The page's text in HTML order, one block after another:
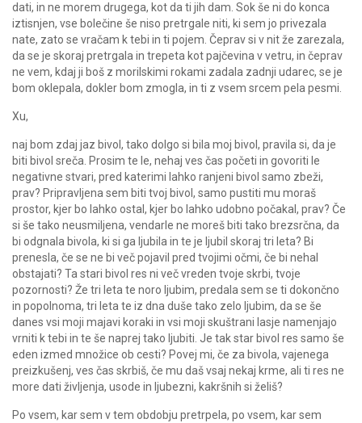
dati, in ne morem drugega, kot da ti jih dam. Sok še ni do konca
iztisnjen, vse bolečine še niso pretrgale niti, ki sem jo privezala
nate, zato se vračam k tebi in ti pojem. Čeprav si v nit že zarezala,
da se je skoraj pretrgala in trepeta kot pajčevina v vetru, in čeprav
ne vem, kdaj ji boš z morilskimi rokami zadala zadnji udarec, se je
bom oklepala, dokler bom zmogla, in ti z vsem srcem pela pesmi.
Xu,
naj bom zdaj jaz bivol, tako dolgo si bila moj bivol, pravila si, da je
biti bivol sreča. Prosim te le, nehaj ves čas početi in govoriti le
negativne stvari, pred katerimi lahko ranjeni bivol samo zbeži,
prav? Pripravljena sem biti tvoj bivol, samo pustiti mu moraš
prostor, kjer bo lahko ostal, kjer bo lahko udobno počakal, prav? Če
si še tako neusmiljena, vendarle ne moreš biti tako brezsrčna, da
bi odgnala bivola, ki si ga ljubila in te je ljubil skoraj tri leta? Bi
prenesla, če se ne bi več pojavil pred tvojimi očmi, če bi nehal
obstajati? Ta stari bivol res ni več vreden tvoje skrbi, tvoje
pozornosti? Že tri leta te noro ljubim, predala sem se ti dokončno
in popolnoma, tri leta te iz dna duše tako zelo ljubim, da se še
danes vsi moji majavi koraki in vsi moji skuštrani lasje namenjajo
vrniti k tebi in te še naprej tako ljubiti. Je tak star bivol res samo še
eden izmed množice ob cesti? Povej mi, če za bivola, vajenega
preizkušenj, ves čas skrbiš, če mu daš vsaj nekaj krme, ali ti res ne
more dati življenja, usode in ljubezni, kakršnih si želiš?
Po vsem, kar sem v tem obdobju pretrpela, po vsem, kar sem